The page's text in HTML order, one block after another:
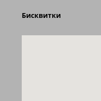
Бисквитки